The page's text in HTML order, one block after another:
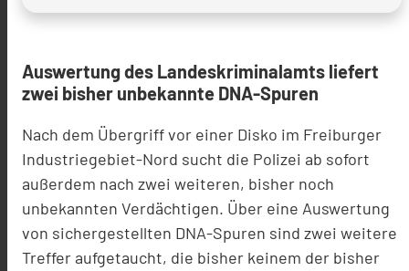
Auswertung des Landeskriminalamts liefert
zwei bisher unbekannte DNA-Spuren
Nach dem Übergriff vor einer Disko im Freiburger
Industriegebiet-Nord sucht die Polizei ab sofort
außerdem nach zwei weiteren, bisher noch
unbekannten Verdächtigen. Über eine Auswertung
von sichergestellten DNA-Spuren sind zwei weitere
Treffer aufgetaucht, die bisher keinem der bisher